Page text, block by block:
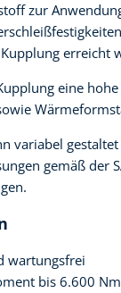
zur
erreicht
eine
variabel
gemäß der
wartungsfrei
bis 6.600 Nm